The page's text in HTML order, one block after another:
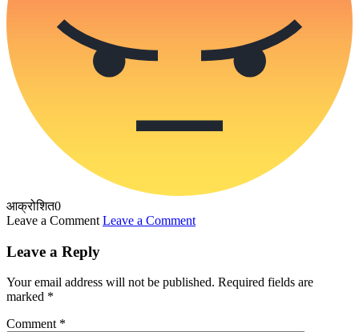
आक्रोशित0
Leave a Comment Leave a Comment
Leave a Reply
Your email address will not be published. Required fields are
marked *
Comment *